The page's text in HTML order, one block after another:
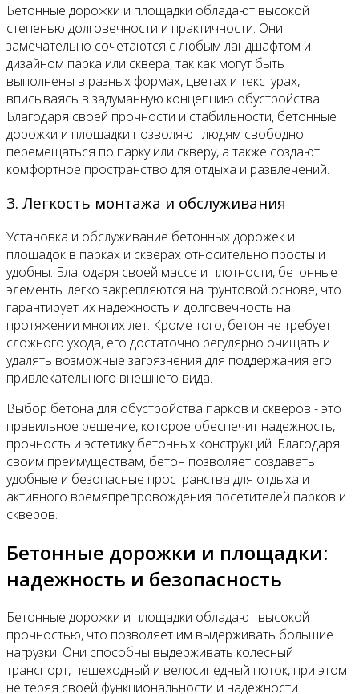
Бетонные дорожки и площадки обладают высокой
степенью долговечности и практичности. Они
замечательно сочетаются с любым ландшафтом и
дизайном парка или сквера, так как могут быть
выполнены в разных формах, цветах и текстурах,
вписываясь в задуманную концепцию обустройства.
Благодаря своей прочности и стабильности, бетонные
дорожки и площадки позволяют людям свободно
перемещаться по парку или скверу, а также создают
комфортное пространство для отдыха и развлечений.
3. Легкость монтажа и обслуживания
Установка и обслуживание бетонных дорожек и
площадок в парках и скверах относительно просты и
удобны. Благодаря своей массе и плотности, бетонные
элементы легко закрепляются на грунтовой основе, что
гарантирует их надежность и долговечность на
протяжении многих лет. Кроме того, бетон не требует
сложного ухода, его достаточно регулярно очищать и
удалять возможные загрязнения для поддержания его
привлекательного внешнего вида.
Выбор бетона для обустройства парков и скверов - это
правильное решение, которое обеспечит надежность,
прочность и эстетику бетонных конструкций. Благодаря
своим преимуществам, бетон позволяет создавать
удобные и безопасные пространства для отдыха и
активного времяпрепровождения посетителей парков и
скверов.
Бетонные дорожки и площадки:
надежность и безопасность
Бетонные дорожки и площадки обладают высокой
прочностью, что позволяет им выдерживать большие
нагрузки. Они способны выдерживать колесный
транспорт, пешеходный и велосипедный поток, при этом
не теряя своей функциональности и надежности.